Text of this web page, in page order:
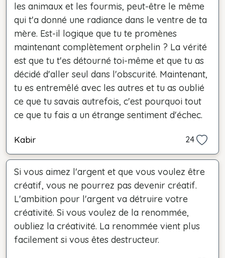
les animaux et les fourmis, peut-être le même
qui t'a donné une radiance dans le ventre de ta
mère. Est-il logique que tu te promènes
maintenant complètement orphelin ? La vérité
est que tu t'es détourné toi-même et que tu as
décidé d'aller seul dans l'obscurité. Maintenant,
tu es entremêlé avec les autres et tu as oublié
ce que tu savais autrefois, c'est pourquoi tout
ce que tu fais a un étrange sentiment d'échec.
Kabir 24
Si vous aimez l'argent et que vous voulez être
créatif, vous ne pourrez pas devenir créatif.
L'ambition pour l'argent va détruire votre
créativité. Si vous voulez de la renommée,
oubliez la créativité. La renommée vient plus
facilement si vous êtes destructeur.